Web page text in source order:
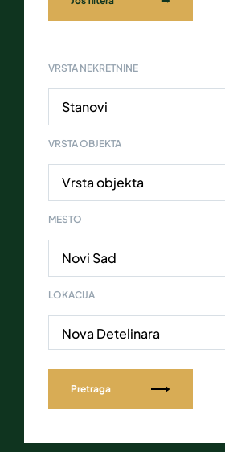
VRSTA NEKRETNINE
VRSTA OBJEKTA
MESTO
LOKACIJA
Nova Detelinara
Pretraga